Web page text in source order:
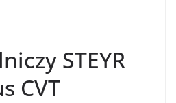
STEYR
CVT